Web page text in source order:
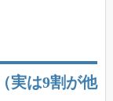
実は9割が他